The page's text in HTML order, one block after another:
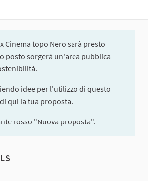
Cinema topo Nero sarà presto
posto sorgerà un'area pubblica
idee per l'utilizzo di questo
qui la tua proposta.
rosso "Nuova proposta".